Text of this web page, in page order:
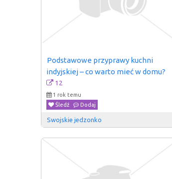
Podstawowe przyprawy kuchni
indyjskiej – co warto mieć w domu?
12
1 rok temu
Śledź
Dodaj
Swojskie jedzonko